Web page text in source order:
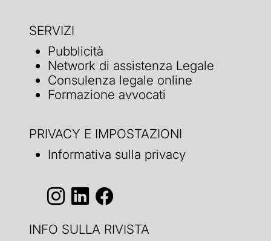
SERVIZI
Pubblicità
Network di assistenza Legale
Consulenza legale online
Formazione avvocati
PRIVACY E IMPOSTAZIONI
Informativa sulla privacy
INFO SULLA RIVISTA